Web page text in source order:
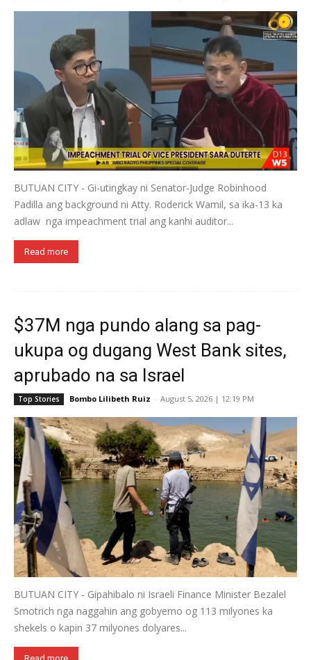
BUTUAN CITY - Gi-utingkay ni Senator-Judge Robinhood
Padilla ang background ni Atty. Roderick Wamil, sa ika-13 ka
adlaw nga impeachment trial ang kanhi auditor...
Read more
$37M nga pundo alang sa pag-
ukupa og dugang West Bank sites,
aprubado na sa Israel
Top Stories Bombo Lilibeth Ruiz - August 5, 2026 | 12:19 PM
BUTUAN CITY - Gipahibalo ni Israeli Finance Minister Bezalel
Smotrich nga naggahin ang gobyerno og 113 milyones ka
shekels o kapin 37 milyones dolyares...